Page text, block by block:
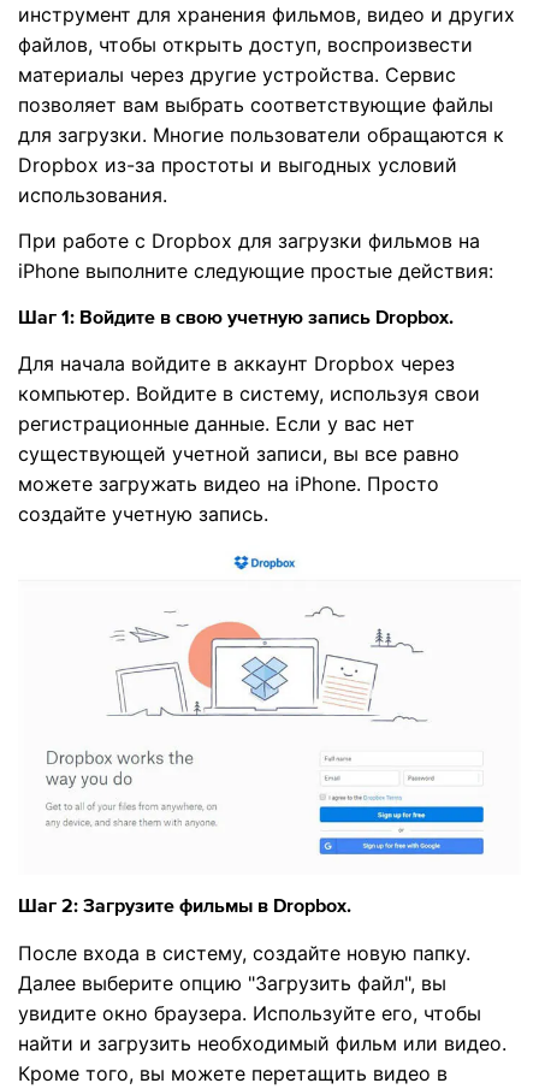
инструмент для хранения фильмов, видео и других
файлов, чтобы открыть доступ, воспроизвести
материалы через другие устройства. Сервис
позволяет вам выбрать соответствующие файлы
для загрузки. Многие пользователи обращаются к
Dropbox из-за простоты и выгодных условий
использования.
При работе с Dropbox для загрузки фильмов на
iPhone выполните следующие простые действия:
Шаг 1: Войдите в свою учетную запись Dropbox.
Для начала войдите в аккаунт Dropbox через
компьютер. Войдите в систему, используя свои
регистрационные данные. Если у вас нет
существующей учетной записи, вы все равно
можете загружать видео на iPhone. Просто
создайте учетную запись.
Шаг 2: Загрузите фильмы в Dropbox.
После входа в систему, создайте новую папку.
Далее выберите опцию "Загрузить файл", вы
увидите окно браузера. Используйте его, чтобы
найти и загрузить необходимый фильм или видео.
Кроме того, вы можете перетащить видео в